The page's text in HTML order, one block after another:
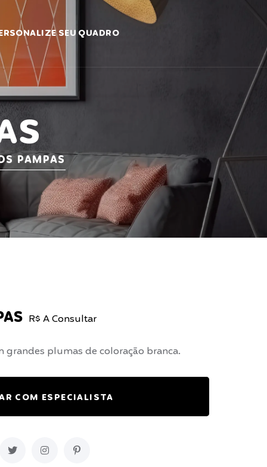
SEU QUADRO
PAMPAS
R$ A Consultar
grandes plumas de coloração branca.
COM ESPECIALISTA